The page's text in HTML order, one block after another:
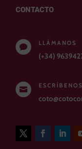
CONTACTO

LLÁMANOS
(+34)

ESCRÍBENOS